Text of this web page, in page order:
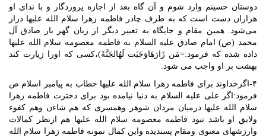
دوستان حسینم وارد شوم و آن گاه بعد از اجازه پروردگار و با ندای او
هزاران دست است که به طرف چادر فاطمه زهرا سلام الله علیها دراز
می‌شود. همین مقام و جایگاه به تعبیر دیگر از زبان گهر بار صادق آل
محمد (ص) امام صادق علیه السلام به فاطمه معصومه سلام الله علیها
داده شده که فرمود:=مَن زَارَهَاوَجَبَت لَهُالجَنَّهً)،کسی که اورا زیارت کند
بهشت بر او واجب می شود.
۴-اگرخداوند برای فاطمه زهرا سلام الله علیها خطاب به پیامبر اسلام ص
فرمود:اگر علی علیه السلام به دنیا نیامده بود برای دخترت فاطمه زهرا
سلام الله علیها درمیان مردان شوهر وهمسری که هم شاءن وهم کفوء
ولایق او باشد نبود فاطمه معصومه سلام الله علیها هم ازنظر کمالات
وارزشهای معنوی ومقام پسندیده واین کمال نمونه فاطمه زهرا سلام الله